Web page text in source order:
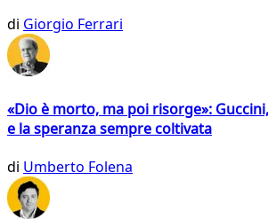
di Giorgio Ferrari
«Dio è morto, ma poi risorge»:
e la speranza sempre coltivata
di Umberto Folena